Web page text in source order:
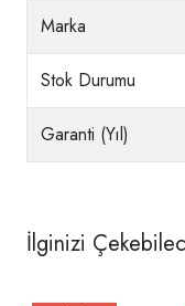
Marka
Stok Durumu
Garanti (Yıl)
İlginizi